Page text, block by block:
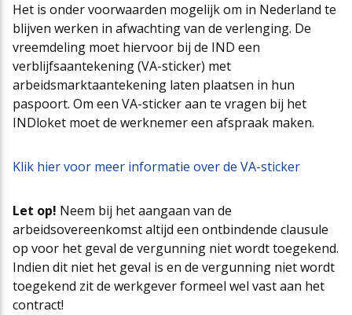
Het is onder voorwaarden mogelijk om in Nederland te
blijven werken in afwachting van de verlenging. De
vreemdeling moet hiervoor bij de IND een
verblijfsaantekening (VA-sticker) met
arbeidsmarktaantekening laten plaatsen in hun
paspoort. Om een VA-sticker aan te vragen bij het
INDloket moet de werknemer een afspraak maken.
Klik hier voor meer informatie over de VA-sticker
Let op! Neem bij het aangaan van de
arbeidsovereenkomst altijd een ontbindende clausule
op voor het geval de vergunning niet wordt toegekend.
Indien dit niet het geval is en de vergunning niet wordt
toegekend zit de werkgever formeel wel vast aan het
contract!